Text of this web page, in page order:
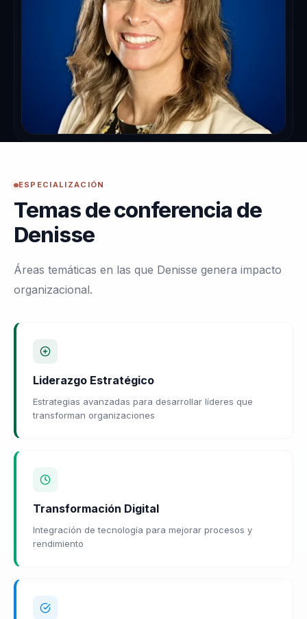
ESPECIALIZACIÓN
Temas de conferencia de
Denisse
Áreas temáticas en las que Denisse genera impacto
organizacional.
Liderazgo Estratégico
Estrategias avanzadas para desarrollar líderes que
transforman organizaciones
Transformación Digital
Integración de tecnología para mejorar procesos y
rendimiento